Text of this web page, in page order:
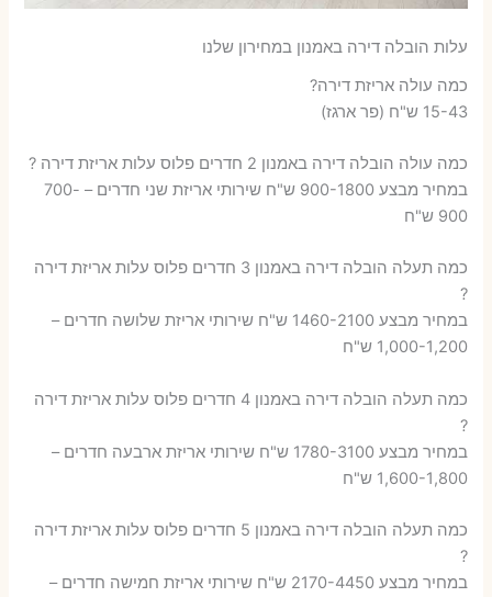
עלות הובלה דירה באמנון במחירון שלנו
כמה עולה אריזת דירה​?
15-43 ש"ח (פר ארגז)
כמה עולה הובלה דירה באמנון 2 חדרים פלוס עלות אריזת דירה ?
במחיר מבצע 900-1800 ש"ח שירותי אריזת שני חדרים – 700-
900 ש"ח
כמה תעלה הובלה דירה באמנון 3 חדרים פלוס עלות אריזת דירה
?
במחיר מבצע 1460-2100 ש"ח שירותי אריזת שלושה חדרים –
1,000-1,200 ש"ח
כמה תעלה הובלה דירה באמנון 4 חדרים פלוס עלות אריזת דירה
?
במחיר מבצע 1780-3100 ש"ח שירותי אריזת ארבעה חדרים –
1,600-1,800 ש"ח
כמה תעלה הובלה דירה באמנון 5 חדרים פלוס עלות אריזת דירה
?
במחיר מבצע 2170-4450 ש"ח שירותי אריזת חמישה חדרים –